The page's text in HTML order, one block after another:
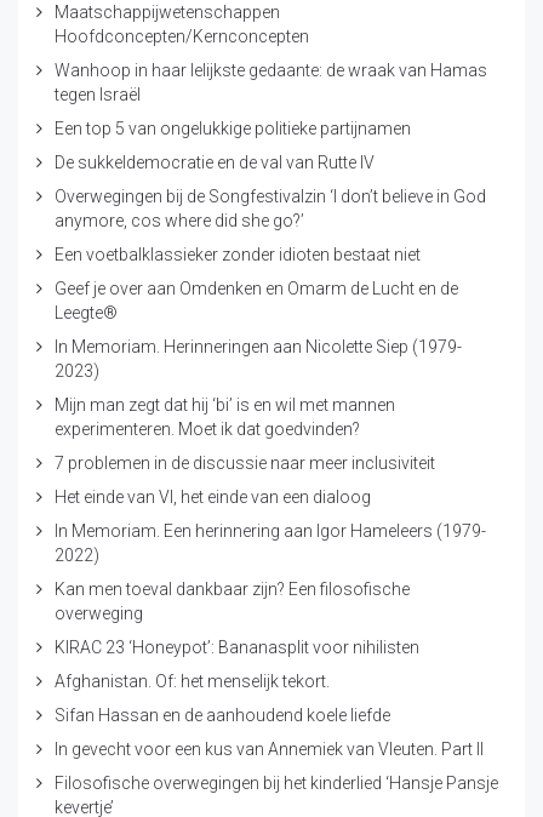
Maatschappijwetenschappen
Hoofdconcepten/Kernconcepten
Wanhoop in haar lelijkste gedaante: de wraak van Hamas
tegen Israël
Een top 5 van ongelukkige politieke partijnamen
De sukkeldemocratie en de val van Rutte IV
Overwegingen bij de Songfestivalzin ‘I don’t believe in God
anymore, cos where did she go?’
Een voetbalklassieker zonder idioten bestaat niet
Geef je over aan Omdenken en Omarm de Lucht en de
Leegte®
In Memoriam. Herinneringen aan Nicolette Siep (1979-
2023)
Mijn man zegt dat hij ‘bi’ is en wil met mannen
experimenteren. Moet ik dat goedvinden?
7 problemen in de discussie naar meer inclusiviteit
Het einde van VI, het einde van een dialoog
In Memoriam. Een herinnering aan Igor Hameleers (1979-
2022)
Kan men toeval dankbaar zijn? Een filosofische
overweging
KIRAC 23 ‘Honeypot’: Bananasplit voor nihilisten
Afghanistan. Of: het menselijk tekort.
Sifan Hassan en de aanhoudend koele liefde
In gevecht voor een kus van Annemiek van Vleuten. Part II
Filosofische overwegingen bij het kinderlied ‘Hansje Pansje
kevertje’